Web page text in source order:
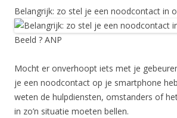
Belangrijk: zo stel je een noodcontact in
Beeld ? ANP
Mocht er onverhoopt iets met je
je een noodcontact op je smartphone
weten de hulpdiensten, omstanders of
in zo’n situatie moeten bellen.